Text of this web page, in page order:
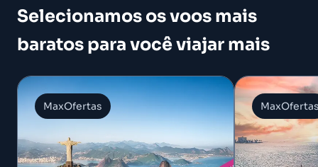
Selecionamos os voos mais
baratos para você viajar mais
MaxOfertas